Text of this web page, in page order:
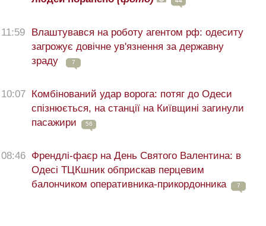
11:59
Влаштувався на роботу агентом рф: одеситу
загрожує довічне ув'язнення за державну
зраду
7
10:07
Комбінований удар ворога: потяг до Одеси
спізнюється, на станції на Київщині загинули
пасажири
56
08:46 Френдлі-фаєр на День Святого Валентина: в
Одесі ТЦКшник обприскав перцевим
балончиком оперативника-прикордонника
7